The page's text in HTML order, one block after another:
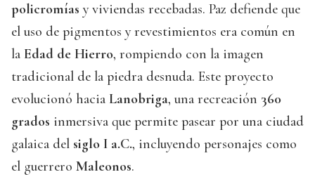
policromías y viviendas recebadas. Paz defiende que
el uso de pigmentos y revestimientos era común en
la Edad de Hierro, rompiendo con la imagen
tradicional de la piedra desnuda. Este proyecto
evolucionó hacia Lanobriga, una recreación 360
grados inmersiva que permite pasear por una ciudad
galaica del siglo I a.C., incluyendo personajes como
el guerrero Maleonos.